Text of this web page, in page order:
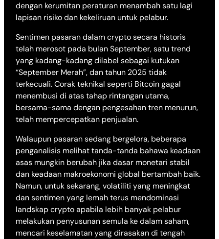
dengan kerumitan peraturan menambah satu lagi
lapisan risiko dan kekeliruan untuk pelabur.
Sentimen pasaran dalam crypto secara historis
telah merosot pada bulan September, satu trend
yang kadang-kadang dilabel sebagai kutukan
“September Merah”, dan tahun 2025 tidak
terkecuali. Corak teknikal seperti Bitcoin gagal
menembusi di atas tahap rintangan utama,
bersama-sama dengan pengesahan tren menurun,
telah mempercepatkan penjualan.
Walaupun pasaran sedang bergelora, beberapa
penganalisis melihat tanda-tanda bahawa keadaan
asas mungkin berubah jika dasar monetari stabil
dan keadaan makroekonomi global bertambah baik.
Namun, untuk sekarang, volatiliti yang meningkat
dan sentimen yang lemah terus mendominasi
landskap crypto apabila lebih banyak pelabur
melakukan penyusunan semula ke dalam saham,
mencari keselamatan yang dirasakan di tengah